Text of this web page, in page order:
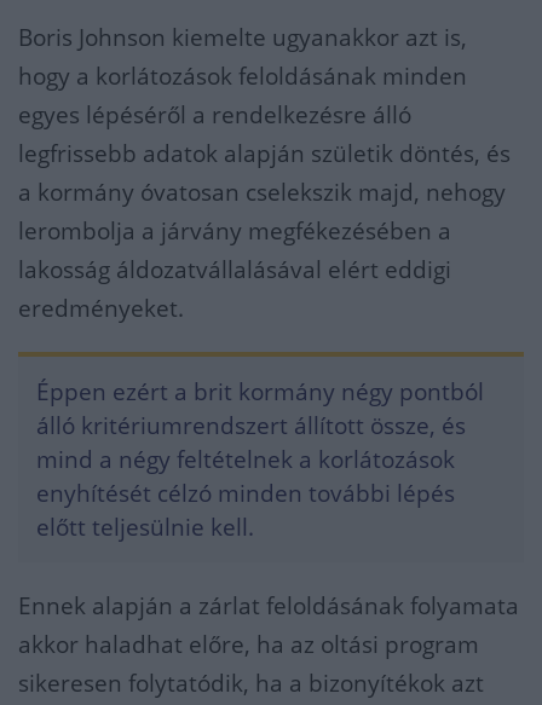
Boris Johnson kiemelte ugyanakkor azt is,
hogy a korlátozások feloldásának minden
egyes lépéséről a rendelkezésre álló
legfrissebb adatok alapján születik döntés, és
a kormány óvatosan cselekszik majd, nehogy
lerombolja a járvány megfékezésében a
lakosság áldozatvállalásával elért eddigi
eredményeket.
Éppen ezért a brit kormány négy pontból
álló kritériumrendszert állított össze, és
mind a négy feltételnek a korlátozások
enyhítését célzó minden további lépés
előtt teljesülnie kell.
Ennek alapján a zárlat feloldásának folyamata
akkor haladhat előre, ha az oltási program
sikeresen folytatódik, ha a bizonyítékok azt